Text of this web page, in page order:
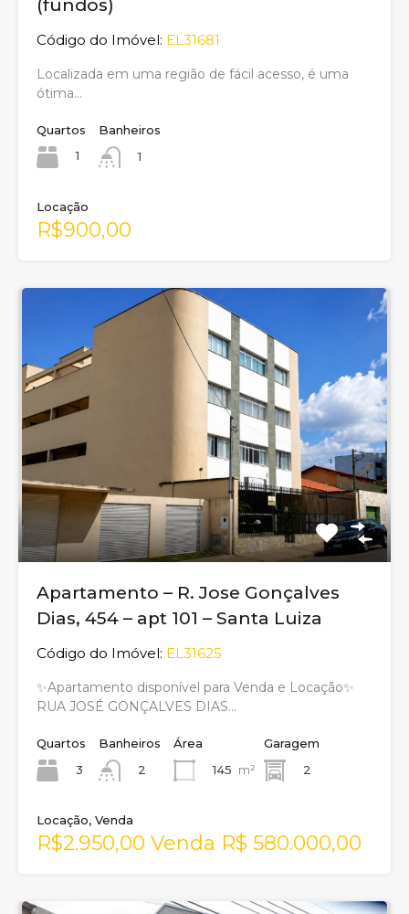
(fundos)
Código do Imóvel: EL31681
Localizada em uma região de fácil acesso, é uma
ótima…
Quartos
1
Banheiros
1
Locação
R$900,00
Apartamento – R. Jose Gonçalves
Dias, 454 – apt 101 – Santa Luiza
Código do Imóvel: EL31625
✨Apartamento disponível para Venda e Locação✨
RUA JOSÉ GONÇALVES DIAS…
Quartos
3
Banheiros
2
Área
145 m²
Garagem
2
Locação, Venda
R$2.950,00 Venda R$ 580.000,00